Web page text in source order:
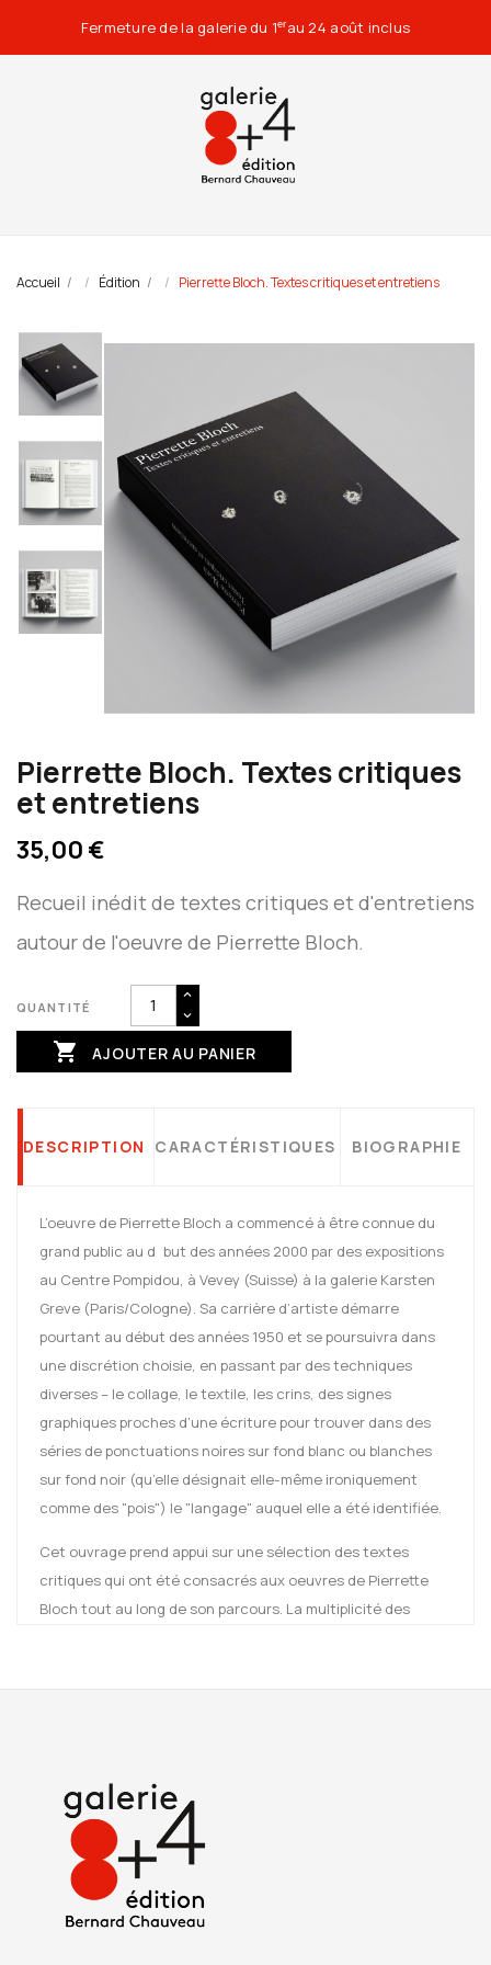
Fermeture de la galerie du 1erau 24 août inclus
Accueil Édition Pierrette Bloch. Textes critiques et entretiens
Pierrette Bloch. Textes critiques
et entretiens
35,00 €
Recueil inédit de textes critiques et d'entretiens
autour de l'oeuvre de Pierrette Bloch.
QUANTITÉ
 AJOUTER AU PANIER
DESCRIPTION CARACTÉRISTIQUES BIOGRAPHIE
L’oeuvre de Pierrette Bloch a commencé à être connue du
grand public au d but des années 2000 par des expositions
au Centre Pompidou, à Vevey (Suisse) à la galerie Karsten
Greve (Paris/Cologne). Sa carrière d’artiste démarre
pourtant au début des années 1950 et se poursuivra dans
une discrétion choisie, en passant par des techniques
diverses – le collage, le textile, les crins, des signes
graphiques proches d’une écriture pour trouver dans des
séries de ponctuations noires sur fond blanc ou blanches
sur fond noir (qu’elle désignait elle-même ironiquement
comme des "pois") le "langage" auquel elle a été identifiée.
Cet ouvrage prend appui sur une sélection des textes
critiques qui ont été consacrés aux oeuvres de Pierrette
Bloch tout au long de son parcours. La multiplicité des
De l’acteur et mime Étienne Decroux à Philippe Dagen en
passant par Philippe Piguet, Daniel Abadie, Élisabeth Amblard
et beaucoup d’autres, c’est toute une autre histoire qui se
dévide, à l’écart des divers courants artistiques qui ont
occupé la scène des années 1950 à aujourd’hui. Histoire qui